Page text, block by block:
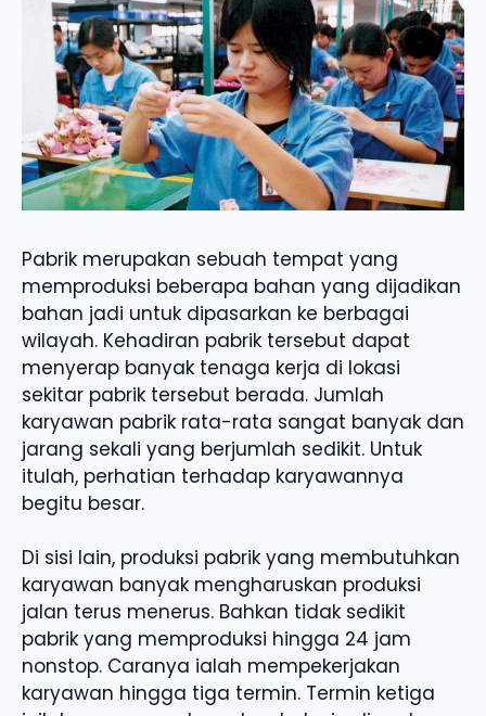
Pabrik merupakan sebuah tempat yang
memproduksi beberapa bahan yang dijadikan
bahan jadi untuk dipasarkan ke berbagai
wilayah. Kehadiran pabrik tersebut dapat
menyerap banyak tenaga kerja di lokasi
sekitar pabrik tersebut berada. Jumlah
karyawan pabrik rata-rata sangat banyak dan
jarang sekali yang berjumlah sedikit. Untuk
itulah, perhatian terhadap karyawannya
begitu besar.
Di sisi lain, produksi pabrik yang membutuhkan
karyawan banyak mengharuskan produksi
jalan terus menerus. Bahkan tidak sedikit
pabrik yang memproduksi hingga 24 jam
nonstop. Caranya ialah mempekerjakan
karyawan hingga tiga termin. Termin ketiga